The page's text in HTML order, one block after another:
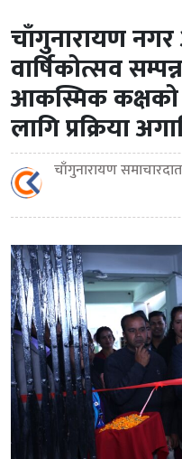
चाँगुनारायण
वार्षिकोत्सव
आकस्मिक कक्षको
लागि प्रक्रिया
चाँगुनारायण